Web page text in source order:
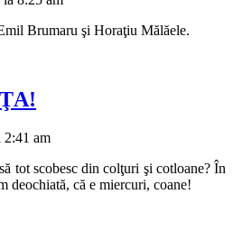
Brumaru şi Horaţiu Mălăele.
2:41 am
tot scobesc din colţuri şi cotloane? În
deochiată, că e miercuri, coane!